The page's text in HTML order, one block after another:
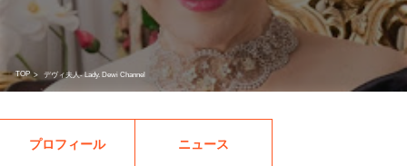
TOP > デヴィ夫人- Lady. Dewi Channel
プロフィール ニュース